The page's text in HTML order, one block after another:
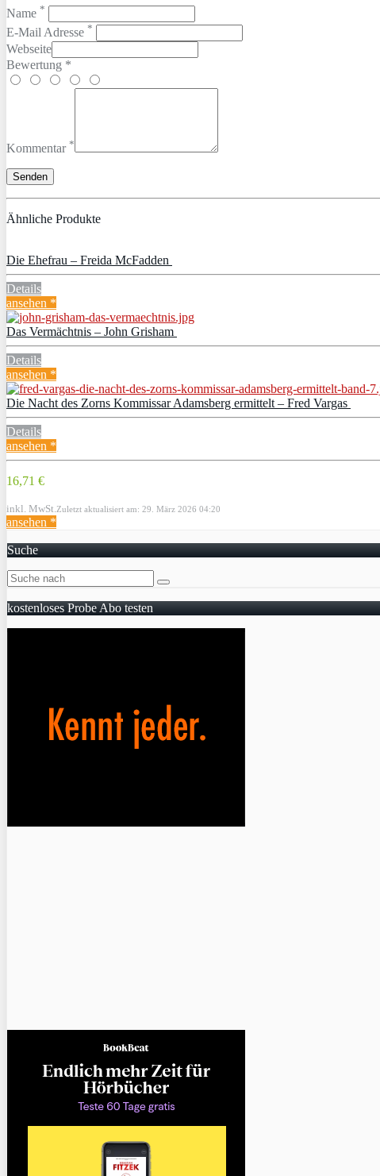
Name *
E-Mail Adresse *
Webseite
Bewertung *
Kommentar *
Ähnliche Produkte
Die Ehefrau – Freida McFadden
Details
ansehen *
Das Vermächtnis – John Grisham
Details
ansehen *
Die Nacht des Zorns Kommissar Adamsberg ermittelt – Fred Vargas
Details
ansehen *
16,71 €
inkl. MwSt. Zuletzt aktualisiert am: 29. März 2026 04:20
ansehen *
Suche
kostenloses Probe Abo testen